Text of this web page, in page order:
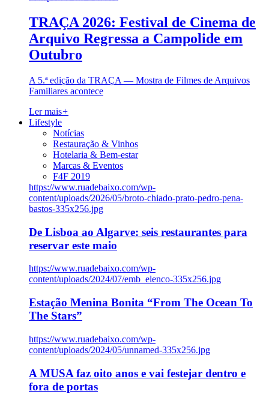
TRAÇA 2026: Festival de Cinema de
Arquivo Regressa a Campolide em
Outubro
A 5.ª edição da TRAÇA — Mostra de Filmes de Arquivos
Familiares acontece
Ler mais+
Lifestyle
Notícias
Restauração & Vinhos
Hotelaria & Bem-estar
Marcas & Eventos
F4F 2019
https://www.ruadebaixo.com/wp-
content/uploads/2026/05/broto-chiado-prato-pedro-pena-
bastos-335x256.jpg
De Lisboa ao Algarve: seis restaurantes para
reservar este maio
https://www.ruadebaixo.com/wp-
content/uploads/2024/07/emb_elenco-335x256.jpg
Estação Menina Bonita “From The Ocean To
The Stars”
https://www.ruadebaixo.com/wp-
content/uploads/2024/05/unnamed-335x256.jpg
A MUSA faz oito anos e vai festejar dentro e
fora de portas